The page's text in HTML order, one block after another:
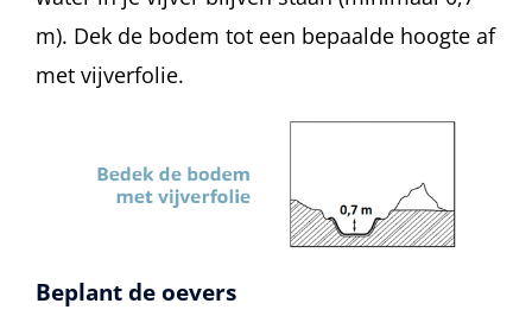
m). Dek de bodem tot een bepaalde hoogte af
met vijverfolie.
Beplant de oevers